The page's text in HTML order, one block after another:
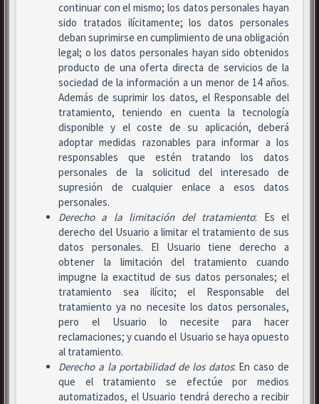
continuar con el mismo; los datos personales hayan
sido tratados ilícitamente; los datos personales
deban suprimirse en cumplimiento de una obligación
legal; o los datos personales hayan sido obtenidos
producto de una oferta directa de servicios de la
sociedad de la información a un menor de 14 años.
Además de suprimir los datos, el Responsable del
tratamiento, teniendo en cuenta la tecnología
disponible y el coste de su aplicación, deberá
adoptar medidas razonables para informar a los
responsables que estén tratando los datos
personales de la solicitud del interesado de
supresión de cualquier enlace a esos datos
personales.
Derecho a la limitación del tratamiento: Es el
derecho del Usuario a limitar el tratamiento de sus
datos personales. El Usuario tiene derecho a
obtener la limitación del tratamiento cuando
impugne la exactitud de sus datos personales; el
tratamiento sea ilícito; el Responsable del
tratamiento ya no necesite los datos personales,
pero el Usuario lo necesite para hacer
reclamaciones; y cuando el Usuario se haya opuesto
al tratamiento.
Derecho a la portabilidad de los datos: En caso de
que el tratamiento se efectúe por medios
automatizados, el Usuario tendrá derecho a recibir